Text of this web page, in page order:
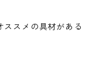
スメの具材がある